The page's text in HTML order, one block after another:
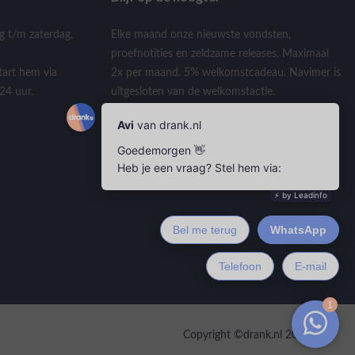
t/m zaterdag,
hem via
uur.
Elke maand onze nieuwste vondsten,
proefnotities en zeldzame releases. Maximaal
2x per maand. 5% welkomstcadeau. Navimer is
uitgesloten van de welkomstactie.
Copyright ©drank.nl 2026